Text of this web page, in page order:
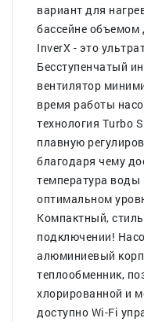
вариант для
бассейне объемом
InverX - это
Бесступенчатый
вентилятор
время работы
технология Turbo
плавную
благодаря чему
температура воды
оптимальном
Компактный,
подключении!
алюминиевый
теплообменник,
хлорированной и
доступно Wi-Fi